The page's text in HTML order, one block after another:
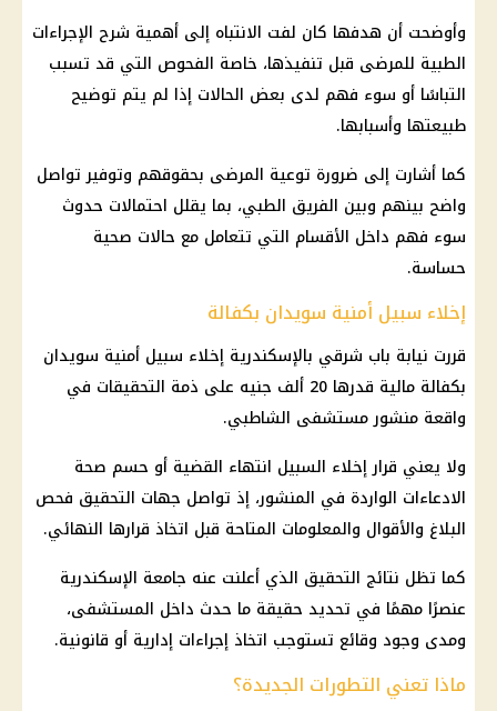
وأوضحت أن هدفها كان لفت الانتباه إلى أهمية شرح الإجراءات
الطبية للمرضى قبل تنفيذها، خاصة الفحوص التي قد تسبب
التباسًا أو سوء فهم لدى بعض الحالات إذا لم يتم توضيح
طبيعتها وأسبابها.
كما أشارت إلى ضرورة توعية المرضى بحقوقهم وتوفير تواصل
واضح بينهم وبين الفريق الطبي، بما يقلل احتمالات حدوث
سوء فهم داخل الأقسام التي تتعامل مع حالات صحية
حساسة.
إخلاء سبيل أمنية سويدان بكفالة
قررت نيابة باب شرقي بالإسكندرية إخلاء سبيل أمنية سويدان
بكفالة مالية قدرها 20 ألف جنيه على ذمة التحقيقات في
واقعة منشور مستشفى الشاطبي.
ولا يعني قرار إخلاء السبيل انتهاء القضية أو حسم صحة
الادعاءات الواردة في المنشور، إذ تواصل جهات التحقيق فحص
البلاغ والأقوال والمعلومات المتاحة قبل اتخاذ قرارها النهائي.
كما تظل نتائج التحقيق الذي أعلنت عنه جامعة الإسكندرية
عنصرًا مهمًا في تحديد حقيقة ما حدث داخل المستشفى،
ومدى وجود وقائع تستوجب اتخاذ إجراءات إدارية أو قانونية.
ماذا تعني التطورات الجديدة؟